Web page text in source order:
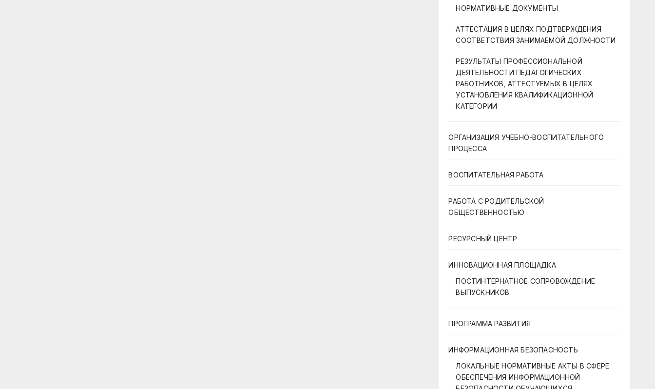
НОРМАТИВНЫЕ ДОКУМЕНТЫ
АТТЕСТАЦИЯ В ЦЕЛЯХ ПОДТВЕРЖДЕНИЯ
СООТВЕТСТВИЯ ЗАНИМАЕМОЙ ДОЛЖНОСТИ
РЕЗУЛЬТАТЫ ПРОФЕССИОНАЛЬНОЙ
ДЕЯТЕЛЬНОСТИ ПЕДАГОГИЧЕСКИХ
РАБОТНИКОВ, АТТЕСТУЕМЫХ В ЦЕЛЯХ
УСТАНОВЛЕНИЯ КВАЛИФИКАЦИОННОЙ
КАТЕГОРИИ
ОРГАНИЗАЦИЯ УЧЕБНО-ВОСПИТАТЕЛЬНОГО
ПРОЦЕССА
ВОСПИТАТЕЛЬНАЯ РАБОТА
РАБОТА С РОДИТЕЛЬСКОЙ
ОБЩЕСТВЕННОСТЬЮ
РЕСУРСНЫЙ ЦЕНТР
ИННОВАЦИОННАЯ ПЛОЩАДКА
ПОСТИНТЕРНАТНОЕ СОПРОВОЖДЕНИЕ
ВЫПУСКНИКОВ
ПРОГРАММА РАЗВИТИЯ
ИНФОРМАЦИОННАЯ БЕЗОПАСНОСТЬ
ЛОКАЛЬНЫЕ НОРМАТИВНЫЕ АКТЫ В СФЕРЕ
ОБЕСПЕЧЕНИЯ ИНФОРМАЦИОННОЙ